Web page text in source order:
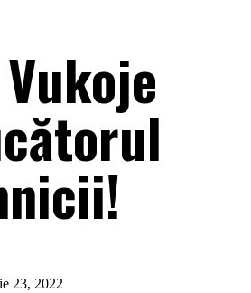
23, 2022